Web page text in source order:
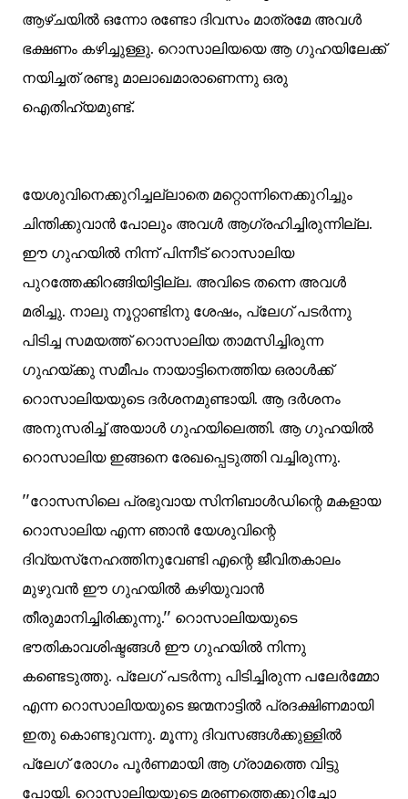
ആഴ്ചയില്‍ ഒന്നോ രണ്ടോ ദിവസം മാത്രമേ അവള്‍
ഭക്ഷണം കഴിച്ചുള്ളു. റൊസാലിയയെ ആ ഗുഹയിലേക്ക്
നയിച്ചത് രണ്ടു മാലാഖമാരാണെന്നു ഒരു
ഐതിഹ്യമുണ്ട്.
യേശുവിനെക്കുറിച്ചല്ലാതെ മറ്റൊന്നിനെക്കുറിച്ചും
ചിന്തിക്കുവാന്‍ പോലും അവള്‍ ആഗ്രഹിച്ചിരുന്നില്ല.
ഈ ഗുഹയില്‍ നിന്ന് പിന്നീട് റൊസാലിയ
പുറത്തേക്കിറങ്ങിയിട്ടില്ല. അവിടെ തന്നെ അവള്‍
മരിച്ചു. നാലു നൂറ്റാണ്ടിനു ശേഷം, പ്ലേഗ് പടര്‍ന്നു
പിടിച്ച സമയത്ത് റൊസാലിയ താമസിച്ചിരുന്ന
ഗുഹയ്ക്കു സമീപം നായാട്ടിനെത്തിയ ഒരാള്‍ക്ക്
റൊസാലിയയുടെ ദര്‍ശനമുണ്ടായി. ആ ദര്‍ശനം
അനുസരിച്ച് അയാള്‍ ഗുഹയിലെത്തി. ആ ഗുഹയില്‍
റൊസാലിയ ഇങ്ങനെ രേഖപ്പെടുത്തി വച്ചിരുന്നു.
''റോസസിലെ പ്രഭുവായ സിനിബാള്‍ഡിന്റെ മകളായ
റൊസാലിയ എന്ന ഞാന്‍ യേശുവിന്റെ
ദിവ്യസ്‌നേഹത്തിനുവേണ്ടി എന്റെ ജീവിതകാലം
മുഴുവന്‍ ഈ ഗുഹയില്‍ കഴിയുവാന്‍
തീരുമാനിച്ചിരിക്കുന്നു.'' റൊസാലിയയുടെ
ഭൗതികാവശിഷ്ടങ്ങള്‍ ഈ ഗുഹയില്‍ നിന്നു
കണ്ടെടുത്തു. പ്ലേഗ് പടര്‍ന്നു പിടിച്ചിരുന്ന പലേര്‍മ്മോ
എന്ന റൊസാലിയയുടെ ജന്മനാട്ടില്‍ പ്രദക്ഷിണമായി
ഇതു കൊണ്ടുവന്നു. മൂന്നു ദിവസങ്ങള്‍ക്കുള്ളില്‍
പ്ലേഗ് രോഗം പൂര്‍ണമായി ആ ഗ്രാമത്തെ വിട്ടു
പോയി. റൊസാലിയയുടെ മരണത്തെക്കുറിച്ചോ